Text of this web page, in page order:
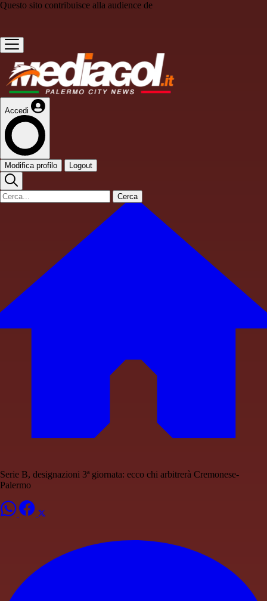
Questo sito contribuisce alla audience de
Accedi
Modifica profilo Logout
Cerca
Serie B, designazioni 3ª giornata: ecco chi arbitrerà Cremonese-
Palermo